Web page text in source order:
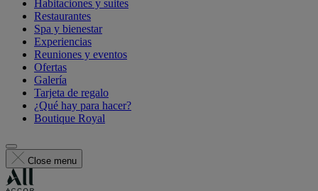
Habitaciones y suites
Restaurantes
Spa y bienestar
Experiencias
Reuniones y eventos
Ofertas
Galería
Tarjeta de regalo
¿Qué hay para hacer?
Boutique Royal
Close menu